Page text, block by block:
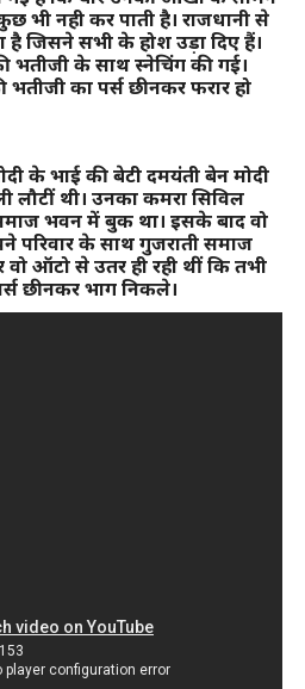
भी नही कर पाती है। राजधानी से
जिसने सभी के होश उड़ा दिए हैं।
की भतीजी के साथ स्नेचिंग की गई।
भतीजी का पर्स छीनकर फरार हो
के भाई की बेटी दमयंती बेन मोदी
थी। उनका कमरा सिविल
भवन में बुक था। इसके बाद वो
परिवार के साथ गुजराती समाज
ऑटो से उतर ही रही थीं कि तभी
छीनकर भाग निकले।